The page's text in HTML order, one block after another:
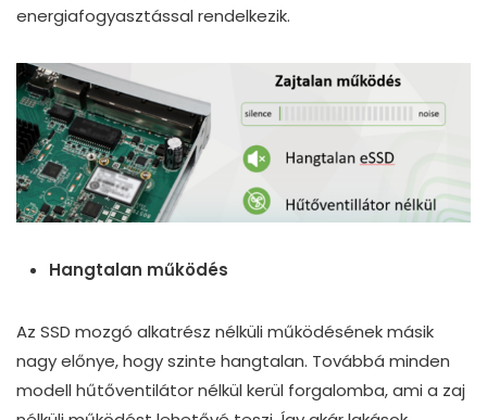
energiafogyasztással rendelkezik.
Hangtalan működés
Az SSD mozgó alkatrész nélküli működésének másik
nagy előnye, hogy szinte hangtalan. Továbbá minden
modell hűtőventilátor nélkül kerül forgalomba, ami a zaj